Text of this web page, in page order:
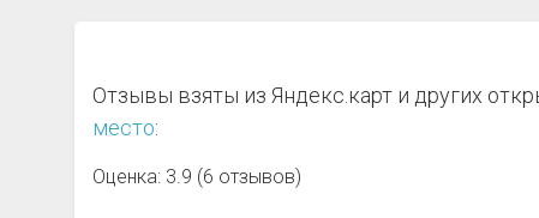
Отзывы взяты из Яндекс.карт и других
место:
Оценка: 3.9 (6 отзывов)